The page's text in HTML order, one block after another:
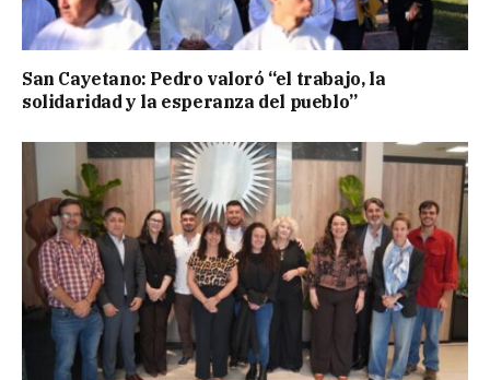
San Cayetano: Pedro valoró “el trabajo, la
solidaridad y la esperanza del pueblo”